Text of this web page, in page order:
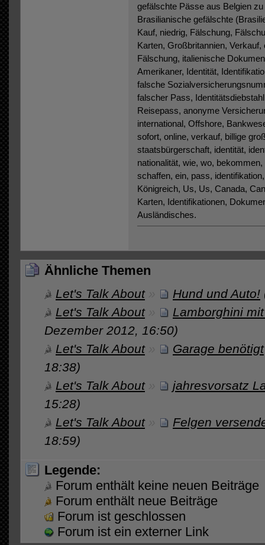
gefälschte Pässe aus Belgien
Brasilianische gefälschte
Kauf, niedrig, Fälschung,
Karten, Großbritannien,
Fälschung, italienische
Amerikaner, Identität,
falsche
falscher Pass,
Reisepass, anonyme
international, Offshore,
sofort, online, verkauf, billige
staatsbürgerschaft, identität,
nationalität, wie, wo,
schaffen, ein, pass,
Königreich, Us, Us, Canada,
Karten, Identifikationen,
Ausländisches.
Ähnliche Themen
Let's Talk About» Hund und Auto!
Let's Talk About»
Lamborghini
Dezember 2012, 16:50)
Let's Talk About»
Garage benötigt
18:38)
Let's Talk About»
jahresvorsatz
15:28)
Let's Talk About»
Felgen
18:59)
Legende:
Forum enthält keine neuen Beiträge
Forum enthält neue Beiträge
Forum ist geschlossen
Forum ist ein externer Link